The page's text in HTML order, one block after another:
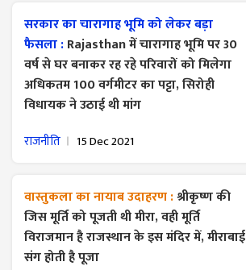
सरकार का चारागाह भूमि को लेकर बड़ा
फैसला :Rajasthan में चारागाह भूमि पर 30
वर्ष से घर बनाकर रह रहे परिवारों को मिलेगा
अधिकतम 100 वर्गमीटर का पट्टा, सिरोही
विधायक ने उठाई थी मांग
राजनीति 15 Dec 2021
वास्तुकला का नायाब उदाहरण :श्रीकृष्ण की
जिस मूर्ति को पूजती थी मीरा, वही मूर्ति
विराजमान है राजस्थान के इस मंदिर में, मीराबाई
संग होती है पूजा